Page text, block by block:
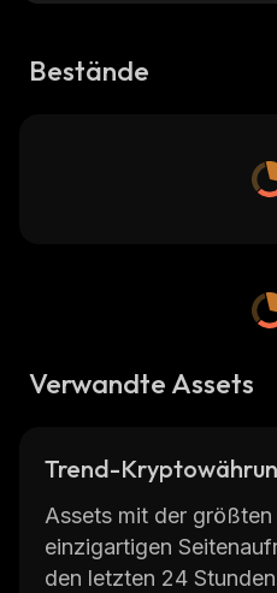
Bestände
Verwandte Assets
Trend-
Assets mit der größten
einzigartigen
den letzten 24